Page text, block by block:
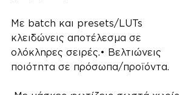
Με batch και presets/LUTs
κλειδώνεις αποτέλεσμα σε
ολόκληρες σειρές.• Βελτιώνεις
ποιότητα σε πρόσωπα/προϊόντα.